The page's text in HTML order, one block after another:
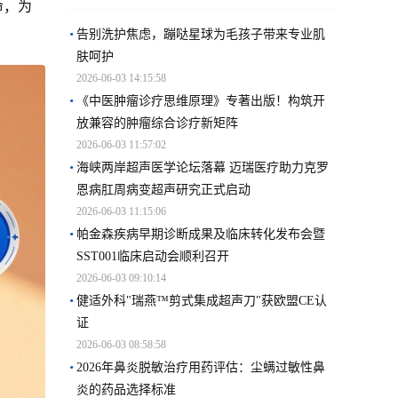
，为
告别洗护焦虑，蹦哒星球为毛孩子带来专业肌
肤呵护
2026-06-03 14:15:58
《中医肿瘤诊疗思维原理》专著出版！构筑开
放兼容的肿瘤综合诊疗新矩阵
2026-06-03 11:57:02
海峡两岸超声医学论坛落幕 迈瑞医疗助力克罗
恩病肛周病变超声研究正式启动
2026-06-03 11:15:06
帕金森疾病早期诊断成果及临床转化发布会暨
SST001临床启动会顺利召开
2026-06-03 09:10:14
健适外科"瑞燕™剪式集成超声刀"获欧盟CE认
证
2026-06-03 08:58:58
2026年鼻炎脱敏治疗用药评估：尘螨过敏性鼻
炎的药品选择标准